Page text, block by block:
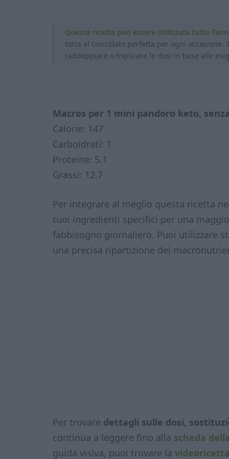
Questa ricetta può essere utilizzata tutto
torta al cioccolato perfetta per ogni occasione.
raddoppiare o triplicare le dosi in base alle
Macros per 1 mini pandoro keto,
Calorie: 147
Carboidrati: 1
Proteine: 5.1
Grassi: 12.7
Per integrare al meglio questa ricetta
tuoi ingredienti specifici per una
fabbisogno giornaliero. Puoi utilizzare
una precisa ripartizione dei
Per trovare dettagli sulle dosi,
continua a leggere fino alla scheda
guida visiva, puoi trovare la videoricetta